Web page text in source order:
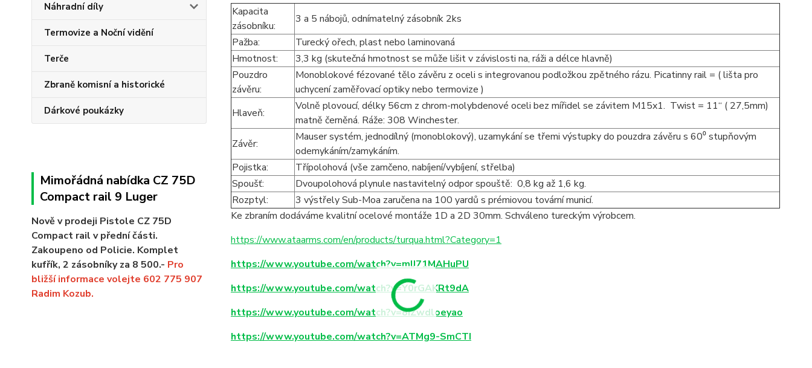
Náhradní díly
Termovize a Noční vidění
Terče
Zbraně komisní a historické
Dárkové poukázky
Mimořádná nabídka CZ 75D
Compact rail 9 Luger
Nově v prodeji Pistole CZ 75D
Compact rail v přední části.
Zakoupeno od Policie. Komplet
kufřík, 2 zásobníky za 8 500.- Pro
bližší informace volejte 602 775 907
Radim Kozub.
Kapacita
zásobníku:
3 a 5 nábojů, odnímatelný zásobník 2ks
Pažba:
Turecký ořech, plast nebo laminovaná
Hmotnost:
3,3 kg (skutečná hmotnost se může lišit v závislosti na, ráži a délce hlavně)
Pouzdro
závěru:
Monoblokové fézované tělo závěru z oceli s integrovanou podložkou zpětného rázu. Picatinny rail = ( lišta pro
uchycení zaměřovací optiky nebo termovize )
Hlaveň:
Volně plovoucí, délky 56cm z chrom-molybdenové oceli bez mířidel se závitem M15x1. Twist = 11“ ( 27,5mm)
matně černěná. Ráže: 308 Winchester.
Závěr:
Mauser systém, jednodílný (monoblokový), uzamykání se třemi výstupky do pouzdra závěru s 60⁰ stupňovým
odemykáním/zamykáním.
Pojistka:
Třípolohová (vše zamčeno, nabíjení/vybíjení, střelba)
Spoušť:
Dvoupolohová plynule nastavitelný odpor spouště: 0,8 kg až 1,6 kg.
Rozptyl:
3 výstřely Sub-Moa zaručena na 100 yardů s prémiovou tovární municí.
Ke zbraním dodáváme kvalitní ocelové montáže 1D a 2D 30mm. Schváleno tureckým výrobcem.
https://www.ataarms.com/en/products/turqua.html?Category=1
https://www.youtube.com/watch?v=mIJ71MAHuPU
https://www.youtube.com/watch?v=Y0rGAKRt9dA
https://www.youtube.com/watch?v=8IZwdloeyao
https://www.youtube.com/watch?v=ATMg9-SmCTI